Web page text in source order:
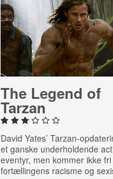
The Legend of
Tarzan
David Yates’ Tarzan-
et ganske underholdende
eventyr, men kommer ikke
fortællingens racisme og